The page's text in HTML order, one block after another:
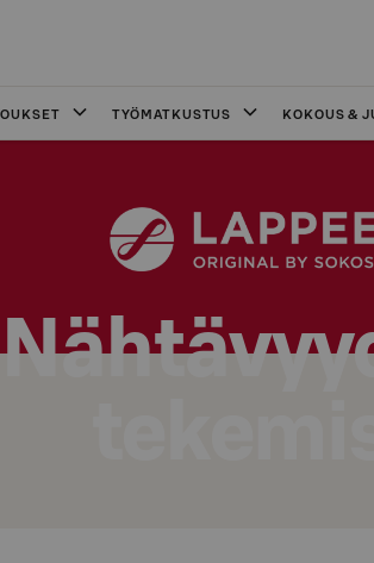
TYÖMATKUSTUS KOKOUS &